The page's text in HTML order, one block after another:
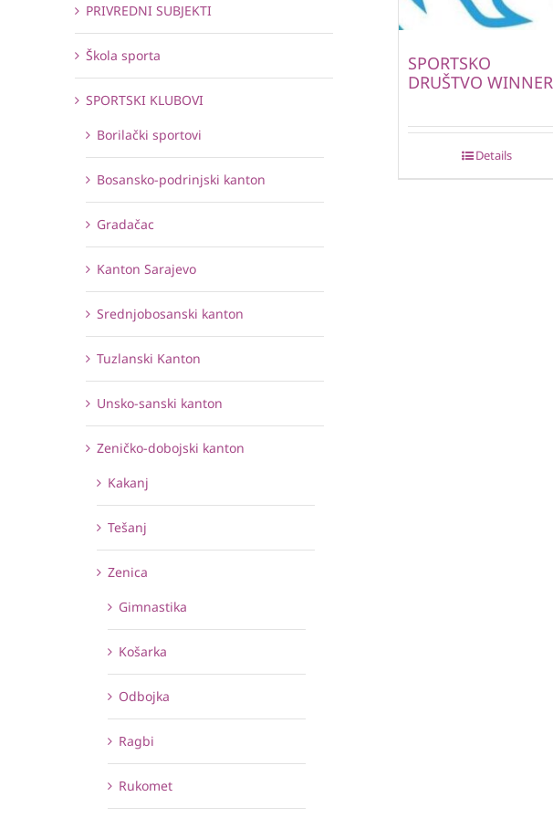
SPORTSKO
DRUŠTVO WINNER
Details
PRIVREDNI SUBJEKTI
Škola sporta
SPORTSKI KLUBOVI
Borilački sportovi
Bosansko-podrinjski kanton
Gradačac
Kanton Sarajevo
Srednjobosanski kanton
Tuzlanski Kanton
Unsko-sanski kanton
Zeničko-dobojski kanton
Kakanj
Tešanj
Zenica
Gimnastika
Košarka
Odbojka
Ragbi
Rukomet